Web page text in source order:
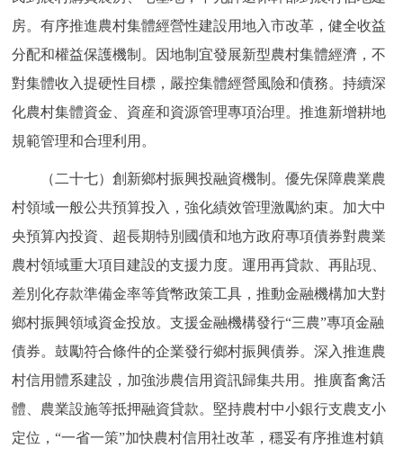
房。有序推進農村集體經營性建設用地入市改革，健全收益
分配和權益保護機制。因地制宜發展新型農村集體經濟，不
對集體收入提硬性目標，嚴控集體經營風險和債務。持續深
化農村集體資金、資産和資源管理專項治理。推進新增耕地
規範管理和合理利用。
（二十七）創新鄉村振興投融資機制。優先保障農業農
村領域一般公共預算投入，強化績效管理激勵約束。加大中
央預算內投資、超長期特別國債和地方政府專項債券對農業
農村領域重大項目建設的支援力度。運用再貸款、再貼現、
差別化存款準備金率等貨幣政策工具，推動金融機構加大對
鄉村振興領域資金投放。支援金融機構發行“三農”專項金融
債券。鼓勵符合條件的企業發行鄉村振興債券。深入推進農
村信用體系建設，加強涉農信用資訊歸集共用。推廣畜禽活
體、農業設施等抵押融資貸款。堅持農村中小銀行支農支小
定位，“一省一策”加快農村信用社改革，穩妥有序推進村鎮